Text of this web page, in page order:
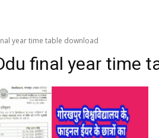
year time table download
final year time